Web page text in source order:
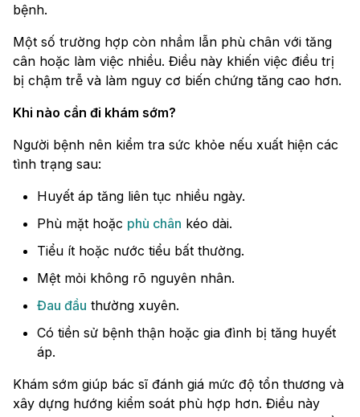
bệnh.
Một số trường hợp còn nhầm lẫn phù chân với tăng
cân hoặc làm việc nhiều. Điều này khiến việc điều trị
bị chậm trễ và làm nguy cơ biến chứng tăng cao hơn.
Khi nào cần đi khám sớm?
Người bệnh nên kiểm tra sức khỏe nếu xuất hiện các
tình trạng sau:
Huyết áp tăng liên tục nhiều ngày.
Phù mặt hoặc phù chân kéo dài.
Tiểu ít hoặc nước tiểu bất thường.
Mệt mỏi không rõ nguyên nhân.
Đau đầu thường xuyên.
Có tiền sử bệnh thận hoặc gia đình bị tăng huyết
áp.
Khám sớm giúp bác sĩ đánh giá mức độ tổn thương và
xây dựng hướng kiểm soát phù hợp hơn. Điều này